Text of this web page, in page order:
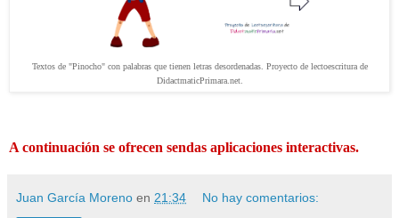
Textos de "Pinocho" con palabras que tienen letras desordenadas. Proyecto de lectoescritura de
DidactmaticPrimara.net.
A continuación se ofrecen sendas aplicaciones interactivas.
Juan García Moreno en 21:34 No hay comentarios: